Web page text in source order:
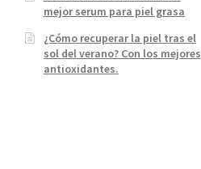
mejor serum para piel grasa
¿Cómo recuperar la piel tras el
sol del verano? Con los mejores
antioxidantes.